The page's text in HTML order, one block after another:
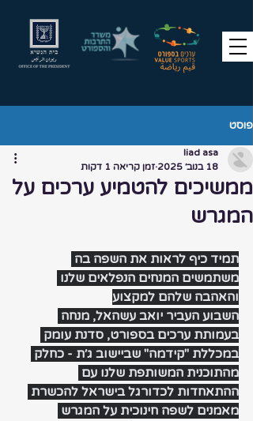
פוסט
ממשיכים להטמיע ערכים על
המגרש
liad asa
18 בנוב׳ 2025
זמן קריאה 1 דקות
תמיד כיף לראות את השפה בה
משתמשים המנחים הנפלאים שלנו
והאהבה שלהם למקצוע
השבוע העביר יואב עשהאל, מנחה
בעמותת ערכים בספורט, סדנת עומק
במכללת "קידמה" שביישוב ג׳ת - כחלק
מהתוכנית המשותפת שלנו עם
ההתאחדות לכדורגל בישראל להכשרת
מאמנים לשפה חינוכית על המגרש